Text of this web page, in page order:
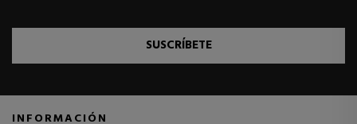
SUSCRÍBETE
INFORMACIÓN